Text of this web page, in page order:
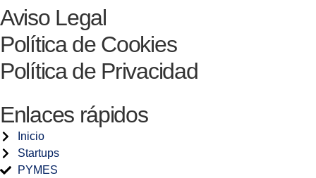
Aviso Legal
Política de Cookies
Política de Privacidad
Enlaces rápidos
Inicio
Startups
PYMES